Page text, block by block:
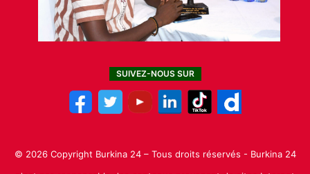
SUIVEZ-NOUS SUR
© 2026 Copyright Burkina 24 – Tous droits réservés - Burkina 24